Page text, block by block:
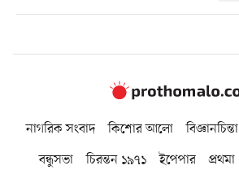
নাগরিক সংবাদ কিশোর আলো বিজ্ঞানচিন্তা
বন্ধুসভা
চিরন্তন ১৯৭১ ইপেপার প্রথমা